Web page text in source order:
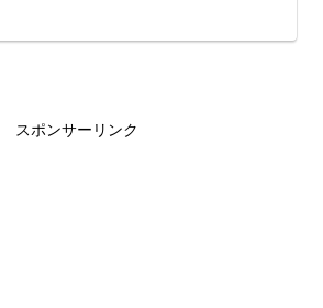
スポンサーリンク